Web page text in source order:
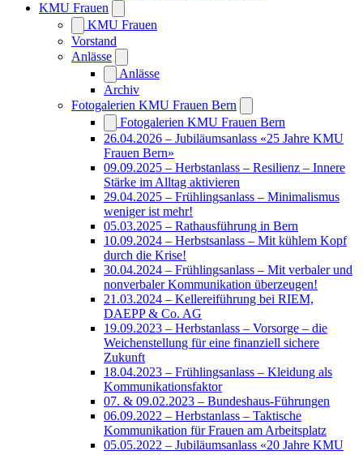
KMU Frauen
KMU Frauen
Vorstand
Anlässe
Anlässe
Archiv
Fotogalerien KMU Frauen Bern
Fotogalerien KMU Frauen Bern
26.04.2026 – Jubiläumsanlass «25 Jahre KMU
Frauen Bern»
09.09.2025 – Herbstanlass – Resilienz – Innere
Stärke im Alltag aktivieren
29.04.2025 – Frühlingsanlass – Minimalismus
weniger ist mehr!
05.03.2025 – Rathausführung in Bern
10.09.2024 – Herbstsanlass – Mit kühlem Kopf
durch die Krise!
30.04.2024 – Frühlingsanlass – Mit verbaler und
nonverbaler Kommunikation überzeugen!
21.03.2024 – Kellereiführung bei RIEM,
DAEPP & Co. AG
19.09.2023 – Herbstanlass – Vorsorge – die
Weichenstellung für eine finanziell sichere
Zukunft
18.04.2023 – Frühlingsanlass – Kleidung als
Kommunikationsfaktor
07. & 09.02.2023 – Bundeshaus-Führungen
06.09.2022 – Herbstanlass – Taktische
Kommunikation für Frauen am Arbeitsplatz
05.05.2022 – Jubiläumsanlass «20 Jahre KMU